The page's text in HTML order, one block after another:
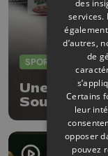
SPORTS
Une
Soumagne
des
services.
d’autres,
de
Certains
leur
opposer
pouvez